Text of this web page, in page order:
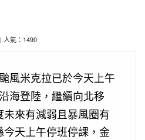
人氣：1490
風米克拉已於今天上午
海登陸，繼續向北移
來有減弱且暴風圈有
天上午停班停課，金